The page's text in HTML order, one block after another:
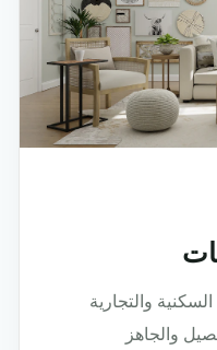
والتجارية
والجاهز